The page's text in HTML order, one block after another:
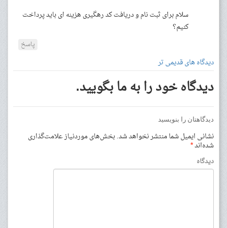
سلام برای ثبت نام و دریافت کد رهگیری هزینه ای باید پرداخت
کنیم؟
پاسخ
دیدگاه های قدیمی تر
دیدگاه خود را به ما بگویید.
دیدگاهتان را بنویسید
نشانی ایمیل شما منتشر نخواهد شد.بخش‌های موردنیاز علامت‌گذاری
شده‌اند*
دیدگاه